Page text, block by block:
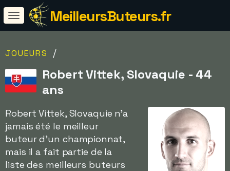
MeilleursButeurs.fr
JOUEURS /
Robert Vittek, Slovaquie - 44
ans
Robert Vittek, Slovaquie n'a
jamais été le meilleur
buteur d'un championnat,
mais il a fait partie de la
liste des meilleurs buteurs